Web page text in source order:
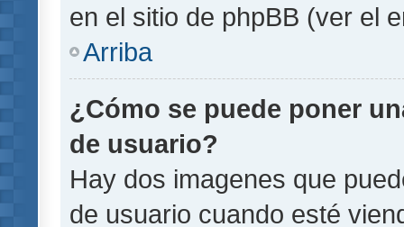
en el sitio de phpBB (ver el
Arriba
¿Cómo se puede poner
de usuario?
Hay dos imagenes que
de usuario cuando esté